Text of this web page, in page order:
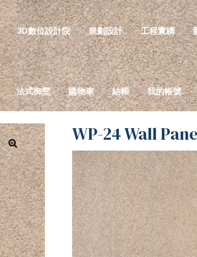
3D數位設計院 規劃設計 工程實績
法式御墅 購物車 結帳 我的帳號
WP-24 Wall